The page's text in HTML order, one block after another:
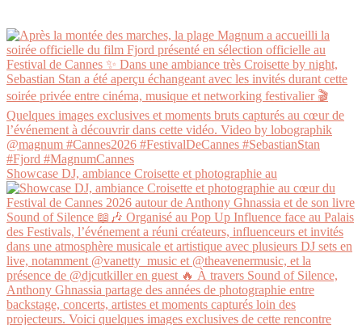
Showcase DJ, ambiance Croisette et photographie au